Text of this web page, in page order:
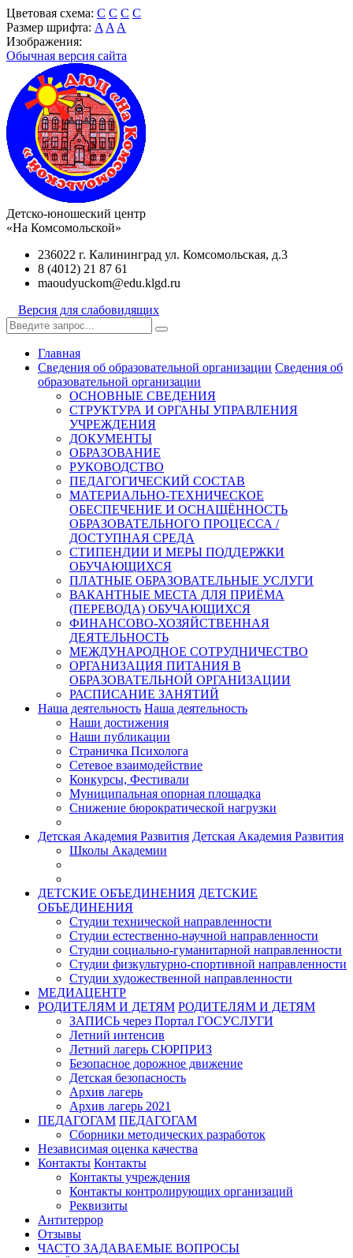
Цветовая схема: C C C C
Размер шрифта: A A A
Изображения:
Обычная версия сайта
Детско-юношеский центр
«На Комсомольской»
236022 г. Калининград ул. Комсомольская, д.3
8 (4012) 21 87 61
maoudyuckom@edu.klgd.ru
Версия для слабовидящих
Главная
Сведения об образовательной организации Сведения об
образовательной организации
ОСНОВНЫЕ СВЕДЕНИЯ
СТРУКТУРА И ОРГАНЫ УПРАВЛЕНИЯ
УЧРЕЖДЕНИЯ
ДОКУМЕНТЫ
ОБРАЗОВАНИЕ
РУКОВОДСТВО
ПЕДАГОГИЧЕСКИЙ СОСТАВ
МАТЕРИАЛЬНО-ТЕХНИЧЕСКОЕ
ОБЕСПЕЧЕНИЕ И ОСНАЩЁННОСТЬ
ОБРАЗОВАТЕЛЬНОГО ПРОЦЕССА /
ДОСТУПНАЯ СРЕДА
СТИПЕНДИИ И МЕРЫ ПОДДЕРЖКИ
ОБУЧАЮЩИХСЯ
ПЛАТНЫЕ ОБРАЗОВАТЕЛЬНЫЕ УСЛУГИ
ВАКАНТНЫЕ МЕСТА ДЛЯ ПРИЁМА
(ПЕРЕВОДА) ОБУЧАЮЩИХСЯ
ФИНАНСОВО-ХОЗЯЙСТВЕННАЯ
ДЕЯТЕЛЬНОСТЬ
МЕЖДУНАРОДНОЕ СОТРУДНИЧЕСТВО
ОРГАНИЗАЦИЯ ПИТАНИЯ В
ОБРАЗОВАТЕЛЬНОЙ ОРГАНИЗАЦИИ
РАСПИСАНИЕ ЗАНЯТИЙ
Наша деятельность Наша деятельность
Наши достижения
Наши публикации
Страничка Психолога
Сетевое взаимодействие
Конкурсы, Фестивали
Муниципальная опорная площадка
Снижение бюрократической нагрузки
Детская Академия Развития Детская Академия Развития
Школы Академии
ДЕТСКИЕ ОБЪЕДИНЕНИЯ ДЕТСКИЕ
ОБЪЕДИНЕНИЯ
Студии технической направленности
Студии естественно-научной направленности
Студии социально-гуманитарной направленности
Студии физкультурно-спортивной направленности
Студии художественной направленности
МЕДИАЦЕНТР
РОДИТЕЛЯМ И ДЕТЯМ РОДИТЕЛЯМ И ДЕТЯМ
ЗАПИСЬ через Портал ГОСУСЛУГИ
Летний интенсив
Летний лагерь СЮРПРИЗ
Безопасное дорожное движение
Детская безопасность
Архив лагерь
Архив лагерь 2021
ПЕДАГОГАМ ПЕДАГОГАМ
Сборники методических разработок
Независимая оценка качества
Контакты Контакты
Контакты учреждения
Контакты контролирующих организаций
Реквизиты
Антитеррор
Отзывы
ЧАСТО ЗАДАВАЕМЫЕ ВОПРОСЫ